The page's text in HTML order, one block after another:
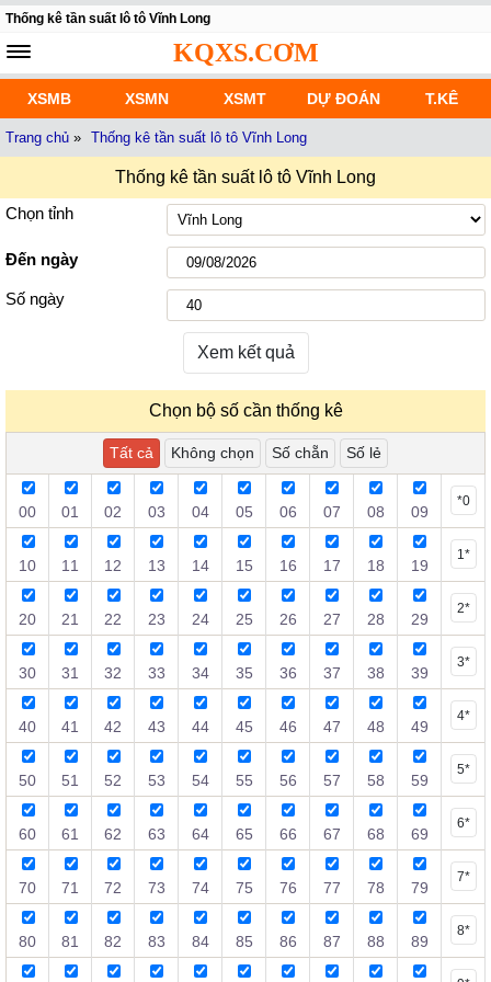
Thống kê tần suất lô tô Vĩnh Long
KQXS.CƠM
XSMB XSMN XSMT DỰ ĐOÁN T.KÊ
Trang chủ » Thống kê tần suất lô tô Vĩnh Long
Thống kê tần suất lô tô Vĩnh Long
Chọn tỉnh
Đến ngày
Số ngày
Xem kết quả
Chọn bộ số cần thống kê
Tất cả Không chọn Số chẵn Số lẻ
00 01 02 03 04 05 06 07 08 09
*0
10 11 12 13 14 15 16 17 18 19
1*
20 21 22 23 24 25 26 27 28 29
2*
30 31 32 33 34 35 36 37 38 39
3*
40 41 42 43 44 45 46 47 48 49
4*
50 51 52 53 54 55 56 57 58 59
5*
60 61 62 63 64 65 66 67 68 69
6*
70 71 72 73 74 75 76 77 78 79
7*
80 81 82 83 84 85 86 87 88 89
8*